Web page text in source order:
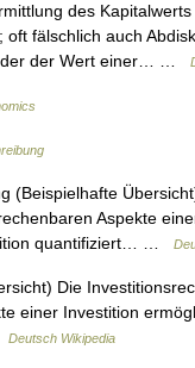
des
fälschlich auch
der der Wert einer… …
(Beispielhafte
Aspekte
quantifiziert… …
Die
einer Investition
Deutsch Wikipedia